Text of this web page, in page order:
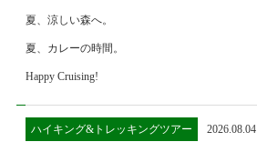
夏、涼しい森へ。
夏、カレーの時間。
Happy Cruising!
ハイキング&トレッキングツアー 2026.08.04